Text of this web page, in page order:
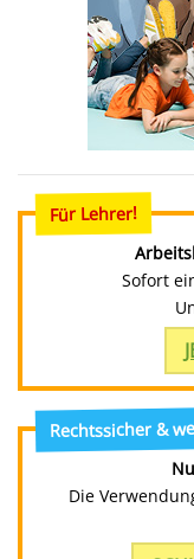
Für Lehrer!
Sofort
Rechtssicher &
Die